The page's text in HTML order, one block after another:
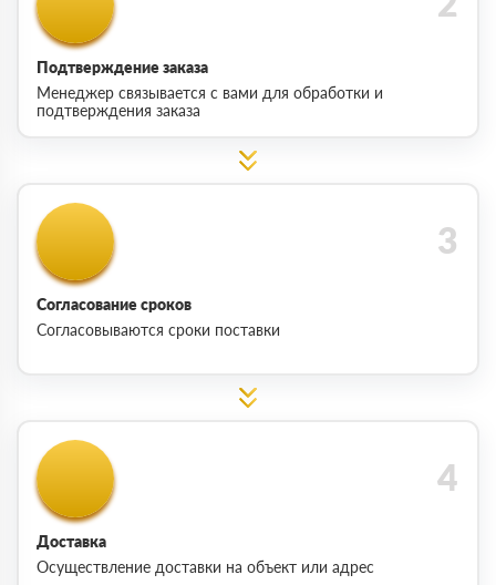
Подтверждение заказа
Менеджер связывается с вами для обработки и
подтверждения заказа
Согласование сроков
Согласовываются сроки поставки
Доставка
Осуществление доставки на объект или адрес